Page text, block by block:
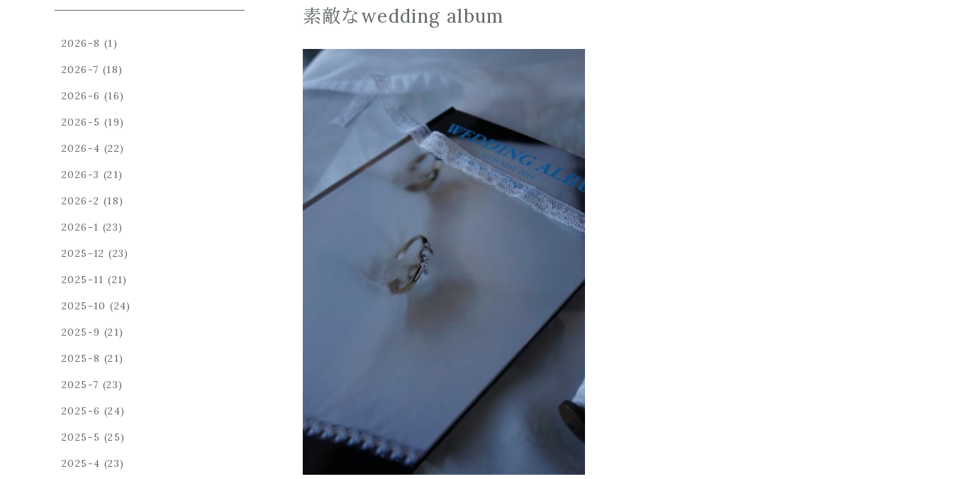
2026-8 (1)
2026-7 (18)
2026-6 (16)
2026-5 (19)
2026-4 (22)
2026-3 (21)
2026-2 (18)
2026-1 (23)
2025-12 (23)
2025-11 (21)
2025-10 (24)
2025-9 (21)
2025-8 (21)
2025-7 (23)
2025-6 (24)
2025-5 (25)
2025-4 (23)
素敵なwedding album